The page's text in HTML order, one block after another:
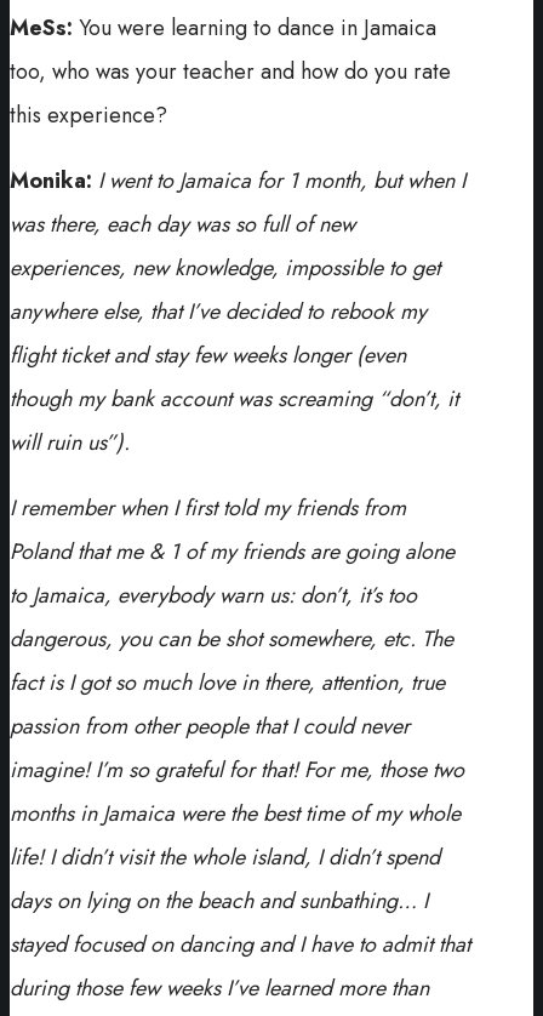
MeSs: You were learning to dance in Jamaica
too, who was your teacher and how do you rate
this experience?
Monika: I went to Jamaica for 1 month, but when I
was there, each day was so full of new
experiences, new knowledge, impossible to get
anywhere else, that I’ve decided to rebook my
flight ticket and stay few weeks longer (even
though my bank account was screaming “don’t, it
will ruin us”).
I remember when I first told my friends from
Poland that me & 1 of my friends are going alone
to Jamaica, everybody warn us: don’t, it’s too
dangerous, you can be shot somewhere, etc. The
fact is I got so much love in there, attention, true
passion from other people that I could never
imagine! I’m so grateful for that! For me, those two
months in Jamaica were the best time of my whole
life! I didn’t visit the whole island, I didn’t spend
days on lying on the beach and sunbathing… I
stayed focused on dancing and I have to admit that
during those few weeks I’ve learned more than